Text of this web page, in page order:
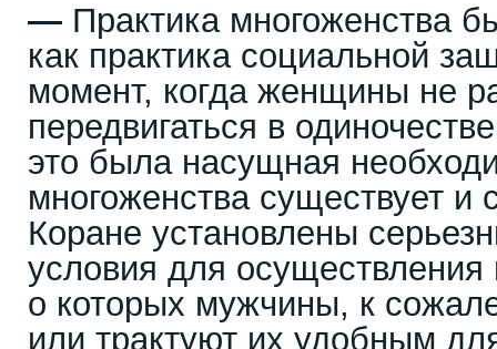
— Практика многоженства
как практика социальной
момент, когда женщины не
передвигаться в
это была насущная
многоженства существует и
Коране установлены
условия для осуществления
о которых мужчины, к
или трактуют их удобным